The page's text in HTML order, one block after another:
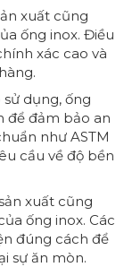
xuất cũng
ống inox. Điều
xác cao và
dụng, ống
để đảm bảo an
như ASTM
cầu về độ bền
xuất cũng
ống inox. Các
đúng cách để
sự ăn mòn.